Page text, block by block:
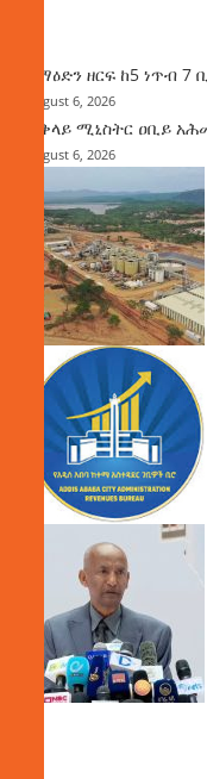
ከማዕድን ዘርፍ ከ5 ነጥብ
August 6, 2026
ጠቅላይ ሚኒስትር ዐቢይ
August 6, 2026